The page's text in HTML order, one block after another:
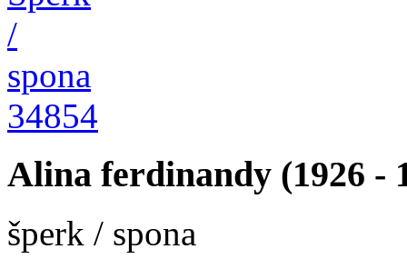
34854
Alina ferdinandy (1926 -
šperk / spona